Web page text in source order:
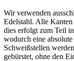
Wir verwenden
Edelstahl. Alle Kanten
dies erfolgt zum Teil
wodurch eine
Schweißstellen
gebürstet, ohne den